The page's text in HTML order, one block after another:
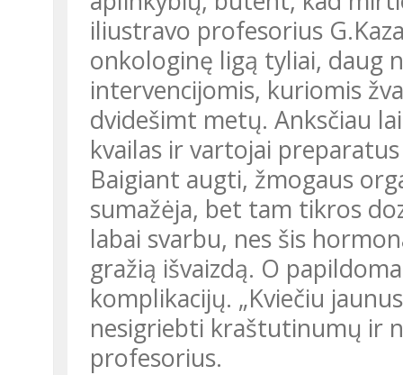
iliustravo profesorius
onkologinę ligą tyliai, daug
intervencijomis, kuriomis
dvidešimt metų. Anksčiau
kvailas ir vartojai
Baigiant augti, žmogaus organizme augimo hormono stipriai
sumažėja, bet tam tikros
labai svarbu, nes šis
gražią išvaizdą. O
komplikacijų. „Kviečiu
nesigriebti kraštutinumų ir
profesorius.